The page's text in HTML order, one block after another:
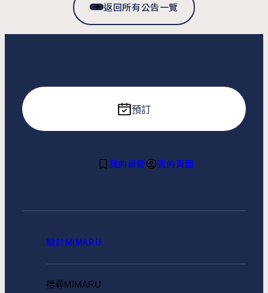
返回所有公告一覽
預訂
我的最愛 我的頁面
關於MIMARU
搜尋MIMARU